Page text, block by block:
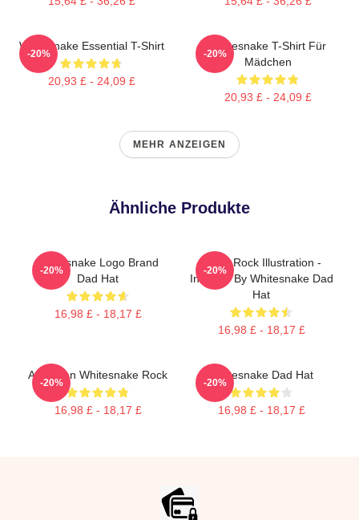
Whitesnake Essential T-Shirt
20,93 £ - 24,09 £
-20%
Whitesnake T-Shirt Für
Mädchen
20,93 £ - 24,09 £
-20%
MEHR ANZEIGEN
Ähnliche Produkte
Whitesnake Logo Brand
Dad Hat
16,98 £ - 18,17 £
-20%
Retro Rock Illustration -
Inspired By Whitesnake Dad
Hat
16,98 £ - 18,17 £
-20%
American Whitesnake Rock
16,98 £ - 18,17 £
-20%
Whitesnake Dad Hat
16,98 £ - 18,17 £
-20%